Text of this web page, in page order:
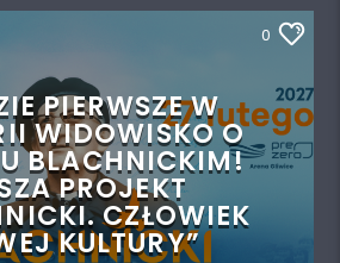
0
PIERWSZE W
WIDOWISKO O
BLACHNICKIM!
PROJEKT
CZŁOWIEK
KULTURY”